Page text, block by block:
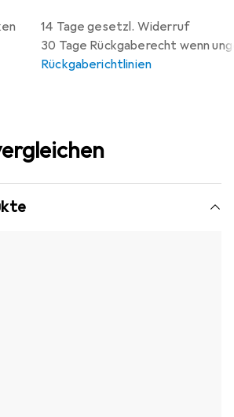
14 Tage gesetzl. Widerruf
30 Tage Rückgaberecht wenn
Rückgaberichtlinien